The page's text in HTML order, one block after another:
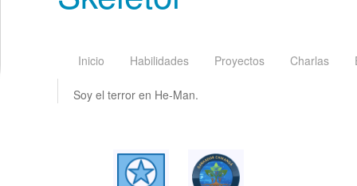
Inicio Habilidades Proyectos Charlas
Soy el terror en He-Man.